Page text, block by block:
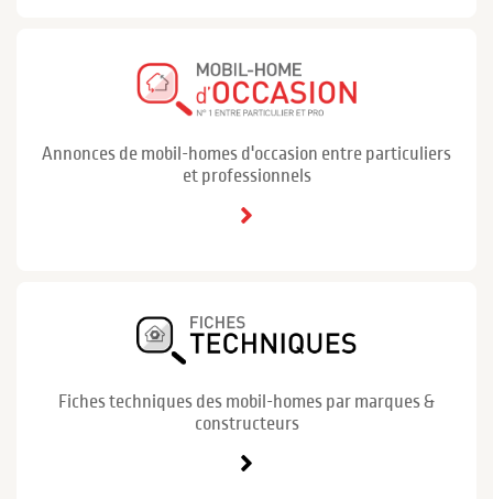
Annonces de mobil-homes d'occasion entre particuliers
et professionnels
Fiches techniques des mobil-homes par marques &
constructeurs